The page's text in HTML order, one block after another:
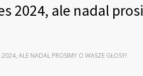
2024, ale nadal
ALE NADAL PROSIMY O WASZE GŁOSY!